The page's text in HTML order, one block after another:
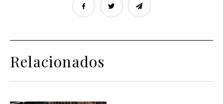
Relacionados